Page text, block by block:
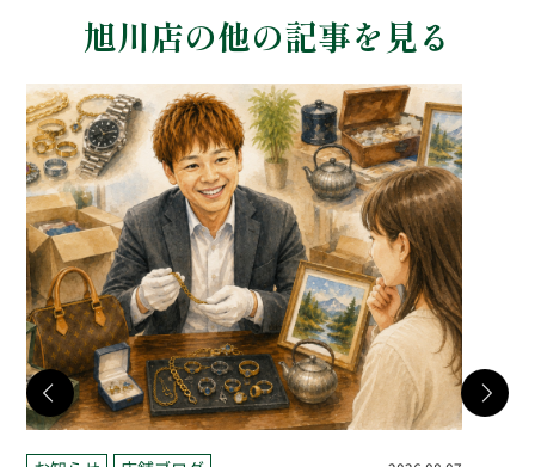
旭川店の他の記事を見る